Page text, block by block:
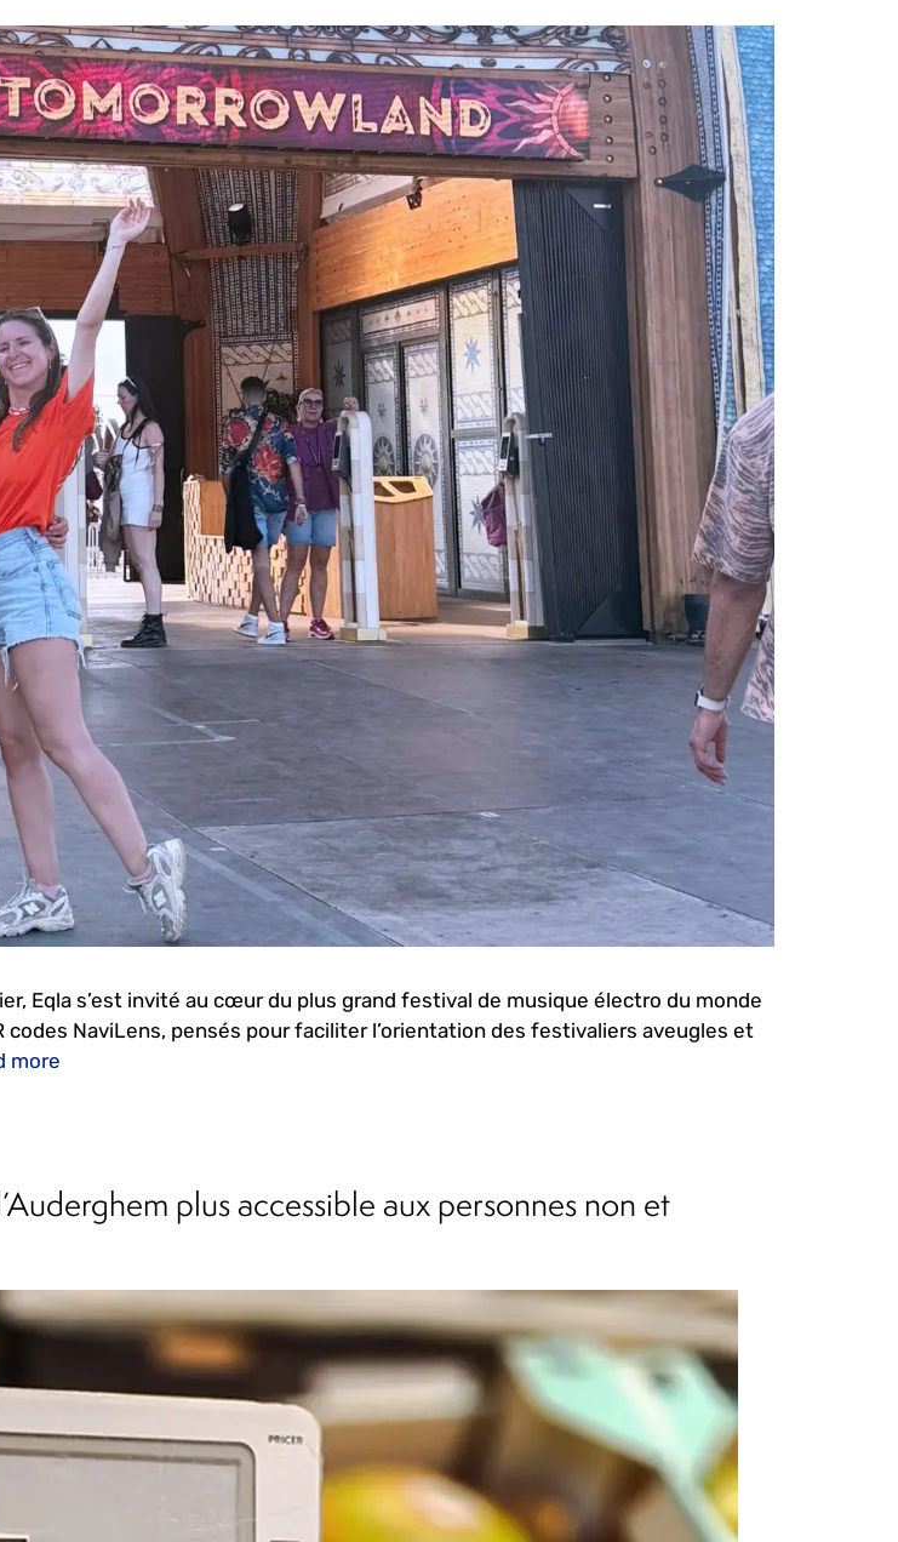
Eqla s’est invité au cœur du plus grand festival de musique électro du monde
NaviLens, pensés pour faciliter l’orientation des festivaliers aveugles et
more
plus accessible aux personnes non et